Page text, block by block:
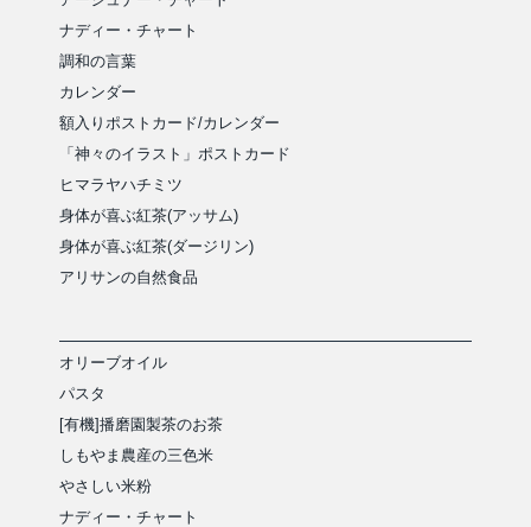
ナディー・チャート
調和の言葉
カレンダー
額入りポストカード/カレンダー
「神々のイラスト」ポストカード
ヒマラヤハチミツ
身体が喜ぶ紅茶(アッサム)
身体が喜ぶ紅茶(ダージリン)
アリサンの自然食品
オリーブオイル
パスタ
[有機]播磨園製茶のお茶
しもやま農産の三色米
やさしい米粉
ナディー・チャート